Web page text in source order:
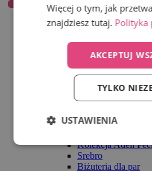
Wszystko w
Bransoletki
Kolekcja Adéli
Srebro
Biżuteria dla par
Więcej o tym, jak
znajdziesz tutaj. Polityka
AKCEPTUJ
TYLKO
USTAWIENIA